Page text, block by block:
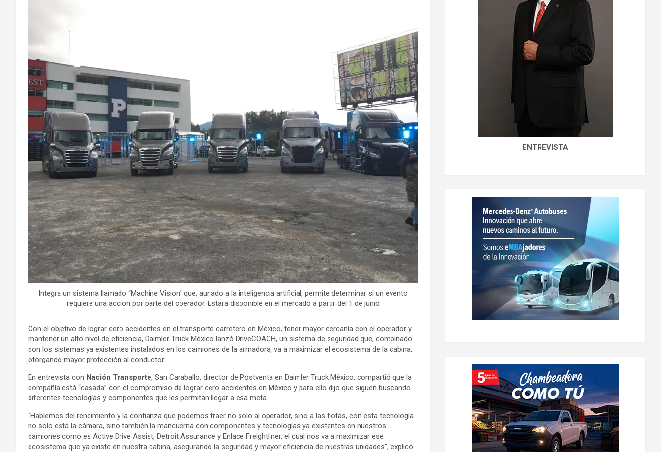
Integra un sistema llamado “Machine Vision” que, aunado a la inteligencia artificial, permite determinar si un evento
requiere una acción por parte del operador. Estará disponible en el mercado a partir del 1 de junio
Con el objetivo de lograr cero accidentes en el transporte carretero en México, tener mayor cercanía con el operador y
mantener un alto nivel de eficiencia, Daimler Truck México lanzó DriveCOACH, un sistema de seguridad que, combinado
con los sistemas ya existentes instalados en los camiones de la armadora, va a maximizar el ecosistema de la cabina,
otorgando mayor protección al conductor.
En entrevista con Nación Transporte, San Caraballo, director de Postventa en Daimler Truck México, compartió que la
compañía está “casada” con el compromiso de lograr cero accidentes en México y para ello dijo que siguen buscando
diferentes tecnologías y componentes que les permitan llegar a esa meta.
“Hablemos del rendimiento y la confianza que podemos traer no solo al operador, sino a las flotas, con esta tecnología
no solo está la cámara, sino también la mancuerna con componentes y tecnologías ya existentes en nuestros
camiones como es Active Drive Assist, Detroit Assurance y Enlace Freightliner, el cual nos va a maximizar ese
ecosistema que ya existe en nuestra cabina, asegurando la seguridad y mayor eficiencia de nuestras unidades”, explicó
ENTREVISTA